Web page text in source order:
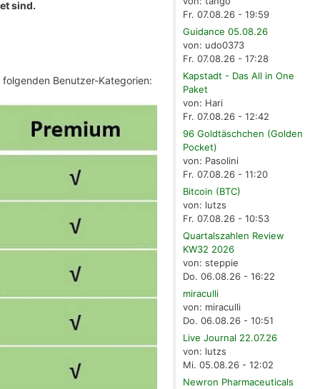
sind.
Benutzer-Kategorien:
Fr. 07.08.26 - 19:59
Guidance 05.08.26
von: udo0373
Fr. 07.08.26 - 17:28
Kapstadt - Das All in One
Paket
von: Hari
Fr. 07.08.26 - 12:42
96 Goldtäschchen (Golden
Pocket)
von: Pasolini
Fr. 07.08.26 - 11:20
Bitcoin (BTC)
von: lutzs
Fr. 07.08.26 - 10:53
Quartalszahlen Review
KW32 2026
von: steppie
Do. 06.08.26 - 16:22
miraculli
von: miraculli
Do. 06.08.26 - 10:51
Live Journal 22.07.26
von: lutzs
Mi. 05.08.26 - 12:02
Newron Pharmaceuticals